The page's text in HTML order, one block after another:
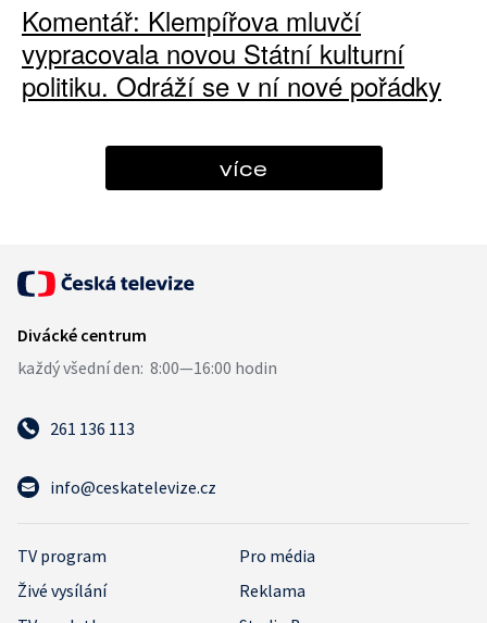
Komentář: Klempířova mluvčí
vypracovala novou Státní kulturní
politiku. Odráží se v ní nové pořádky
více
261 136 113
info@ceskatelevize.cz
TV program
Pro média
Živé vysílání
Reklama